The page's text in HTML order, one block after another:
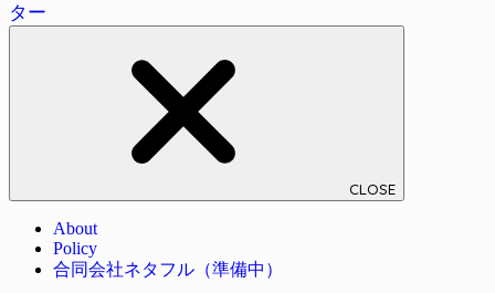
ター
CLOSE
About
Policy
合同会社ネタフル（準備中）